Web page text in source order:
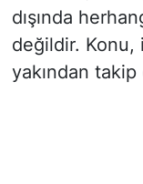
dışında
değildir. Konu,
yakından